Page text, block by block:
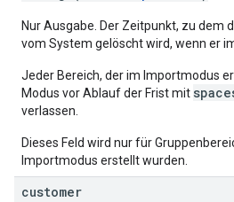
Nur Ausgabe. Der Zeitpunkt, zu dem
vom System gelöscht wird, wenn er
Jeder Bereich, der im Importmodus
Modus vor Ablauf der Frist mit
verlassen.
Dieses Feld wird nur für
Importmodus erstellt wurden.
customer